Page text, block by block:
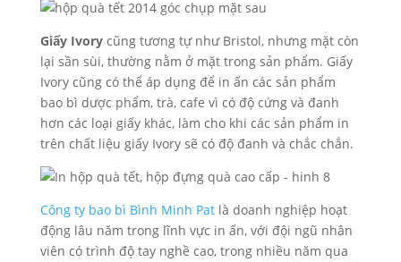
Giấy Ivory cũng tương tự như Bristol, nhưng mặt còn
lại sần sùi, thường nằm ở mặt trong sản phẩm. Giấy
Ivory cũng có thể áp dụng để in ấn các sản phẩm
bao bì dược phẩm, trà, cafe vì có độ cứng và đanh
hơn các loại giấy khác, làm cho khi các sản phẩm in
trên chất liệu giấy Ivory sẽ có độ đanh và chắc chắn.
Công ty bao bì Bình Minh Patlà doanh nghiệp hoạt
động lâu năm trong lĩnh vực in ấn, với đội ngũ nhân
viên có trình độ tay nghề cao, trong nhiều năm qua